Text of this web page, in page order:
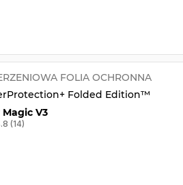
FOLIA OCHRONNA
Folded Edition™
V3
(14)